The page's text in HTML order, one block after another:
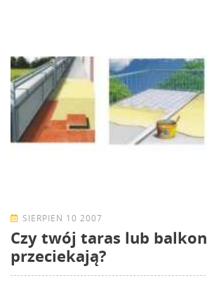
SIERPIEŃ 10 2007
Czy twój taras lub balkon
przeciekają?